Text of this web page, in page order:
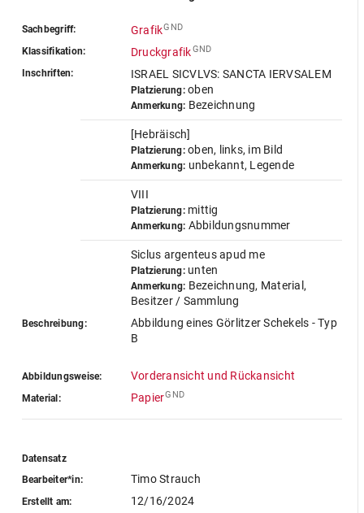
Sachbegriff: GrafikGND
Klassifikation: DruckgrafikGND
Inschriften: ISRAEL SICVLVS: SANCTA IERVSALEM
Platzierung:oben
Anmerkung: Bezeichnung
[Hebräisch]
Platzierung:oben, links, im Bild
Anmerkung: unbekannt, Legende
VIII
Platzierung:mittig
Anmerkung: Abbildungsnummer
Siclus argenteus apud me
Platzierung:unten
Anmerkung: Bezeichnung, Material,
Besitzer / Sammlung
Beschreibung:
Abbildung eines Görlitzer Schekels - Typ
B
Abbildungsweise: Vorderansicht und Rückansicht
Material: PapierGND
Datensatz
Bearbeiter*in:
Timo Strauch
Erstellt am: 12/16/2024